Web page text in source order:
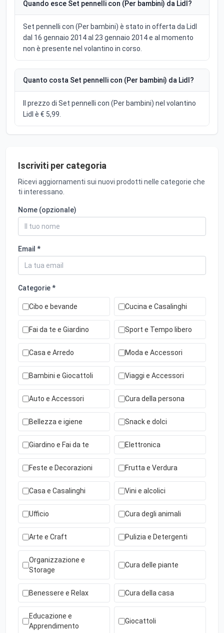
Quando esce Set pennelli con (Per bambini) da Lidl?
Set pennelli con (Per bambini) è stato in offerta da Lidl
dal 16 gennaio 2014 al 23 gennaio 2014 e al momento
non è presente nel volantino in corso.
Quanto costa Set pennelli con (Per bambini) da Lidl?
Il prezzo di Set pennelli con (Per bambini) nel volantino
Lidl è € 5,99.
Iscriviti per categoria
Ricevi aggiornamenti sui nuovi prodotti nelle categorie che
ti interessano.
Nome (opzionale)
Email *
Categorie *
Cibo e bevande Cucina e Casalinghi
Fai da te e Giardino Sport e Tempo libero
Casa e Arredo Moda e Accessori
Bambini e Giocattoli Viaggi e Accessori
Auto e Accessori Cura della persona
Bellezza e igiene Snack e dolci
Giardino e Fai da te Elettronica
Feste e Decorazioni Frutta e Verdura
Casa e Casalinghi Vini e alcolici
Ufficio Cura degli animali
Arte e Craft Pulizia e Detergenti
Organizzazione e
Storage
Cura delle piante
Benessere e Relax Cura della casa
Educazione e
Apprendimento
Giocattoli